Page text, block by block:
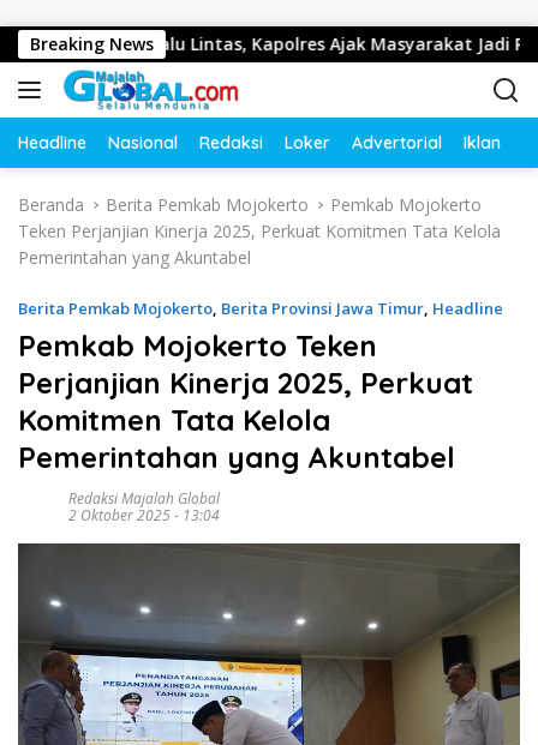
Breaking News
Tertib Lalu Lintas, Kapolres Ajak Masyarakat Jadi Pelopor
Headline Nasional Redaksi Loker Advertorial Iklan
Beranda Berita Pemkab Mojokerto
Pemkab Mojokerto
Teken Perjanjian Kinerja 2025, Perkuat Komitmen Tata Kelola
Pemerintahan yang Akuntabel
Berita Pemkab Mojokerto, Berita Provinsi Jawa Timur, Headline
Pemkab Mojokerto Teken
Perjanjian Kinerja 2025, Perkuat
Komitmen Tata Kelola
Pemerintahan yang Akuntabel
Redaksi Majalah Global
2 Oktober 2025 - 13:04